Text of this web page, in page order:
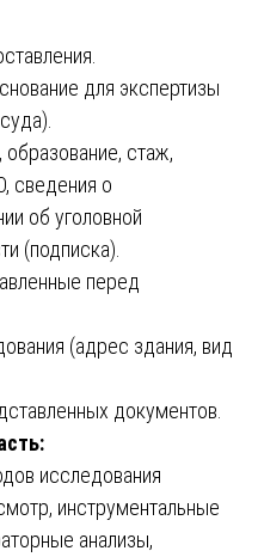
для экспертизы
стаж,
сведения о
об уголовной
(подписка).
перед
(адрес здания, вид
документов.
исследования
инструментальные
анализы,